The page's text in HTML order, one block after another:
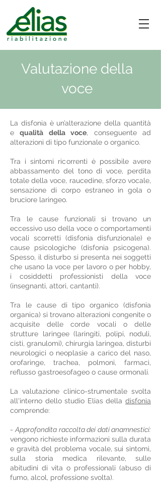
Valutazione della
voce
La disfonia è un’alterazione della quantità
equalità della voce, conseguente ad
alterazioni di tipo funzionale o organico.
Tra i sintomi ricorrenti è possibile avere
abbassamento del tono di voce, perdita
totale della voce, raucedine, sforzo vocale,
sensazione di corpo estraneo in gola o
bruciore laringeo.
Tra le cause funzionali si trovano un
eccessivo uso della voce o comportamenti
vocali scorretti (disfonia disfunzionale) e
cause psicologiche (disfonia psicogena).
Spesso, il disturbo si presenta nei soggetti
che usano la voce per lavoro o per hobby,
i cosiddetti professionisti della voce
(insegnanti, attori, cantanti).
Tra le cause di tipo organico (disfonia
organica) si trovano alterazioni congenite o
acquisite delle corde vocali o delle
strutture laringee (laringiti, polipi, noduli,
cisti, granulomi), chirurgia laringea, disturbi
neurologici o neoplasie a carico del naso,
orofaringe, trachea, polmoni, farmaci,
reflusso gastroesofageo o cause ormonali.
La valutazione clinico-strumentale svolta
all'interno dello studio Elias della disfonia
comprende:
-Approfondita raccolta dei dati anamnestici:
vengono richieste informazioni sulla durata
e gravità del problema vocale, sui sintomi,
sulla storia medica rilevante, sulle
abitudini di vita o professionali (abuso di
fumo, alcol, professione svolta).